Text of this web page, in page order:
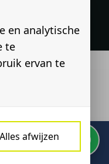
en analytische
te
ervan te
Alles afwijzen